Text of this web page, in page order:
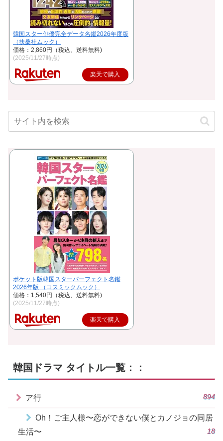
韓国スター俳優完全データ名鑑2026年度版
（扶桑社ムック）
価格：2,860円（税込、送料無料)
(2025/11/27時点)
楽天で購入
ポケット版韓国スターパーフェクト名鑑
2026年版 （コスミックムック）
価格：1,540円（税込、送料無料)
(2025/11/27時点)
楽天で購入
韓国ドラマ タイトル一覧：：
ア行 894
Oh！ご主人様〜恋ができない僕とカノジョの同居
生活〜
18